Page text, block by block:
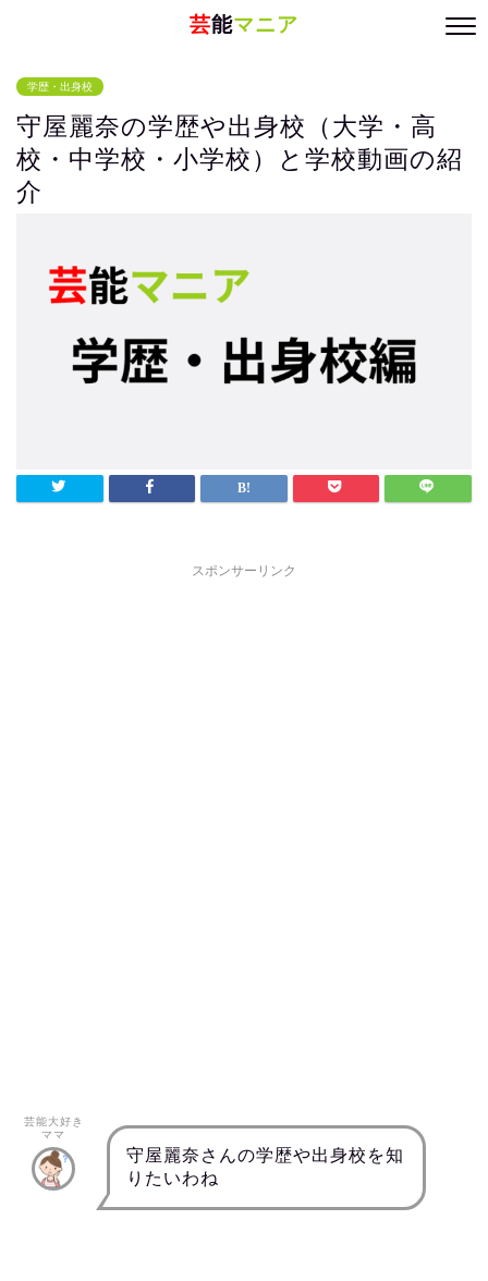
芸能マニア
学歴・出身校
守屋麗奈の学歴や出身校（大学・高
校・中学校・小学校）と学校動画の紹
介
スポンサーリンク
芸能大好き
ママ
守屋麗奈さんの学歴や出身校を知
りたいわね